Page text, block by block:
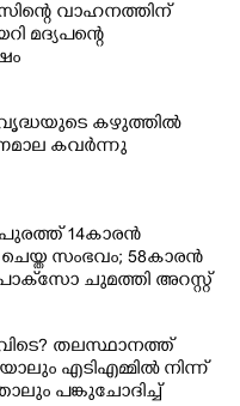
വാഹനത്തിന്
മദ്യപന്റെ
വൃദ്ധയുടെ കഴുത്തിൽ
കവർന്നു
14കാരൻ
സംഭവം; 58കാരൻ
ചുമത്തി അറസ്റ്റ്
തലസ്ഥാനത്ത്
എടിഎമ്മിൽ നിന്ന്
പങ്കുചോദിച്ച്